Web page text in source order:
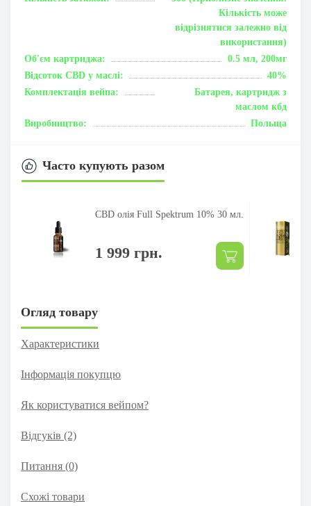
Кількість може
відрізнятися залежно від
використання)
Об'єм картриджа:
0.5 мл, 200мг
Відсоток CBD у маслі:
40%
Комплектація вейпа:
Батарея, картридж з
маслом кбд
Виробництво:
Польща
Часто купують разом
CBD олія Full Spektrum 10% 30 мл.
1 999 грн.
Огляд товару
Характеристики
Інформація покупцю
Як користуватися вейпом?
Відгуків (2)
Питання (0)
Схожі товари